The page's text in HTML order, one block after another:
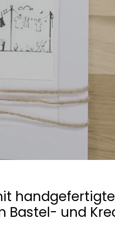
Bastel- und